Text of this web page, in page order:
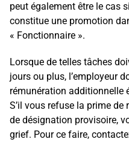
peut également être le cas
constitue une promotion
« Fonctionnaire ».
Lorsque de telles tâches
jours ou plus, l’employeur
rémunération additionnelle
S’il vous refuse la prime
de désignation provisoire,
grief. Pour ce faire,